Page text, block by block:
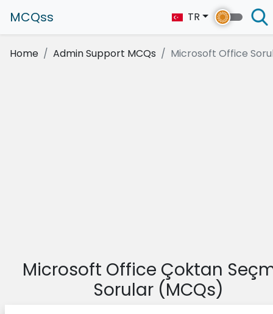
MCQss TR
Home Admin Support MCQs Microsoft Office
Microsoft Office Çoktan
Sorular (MCQs)